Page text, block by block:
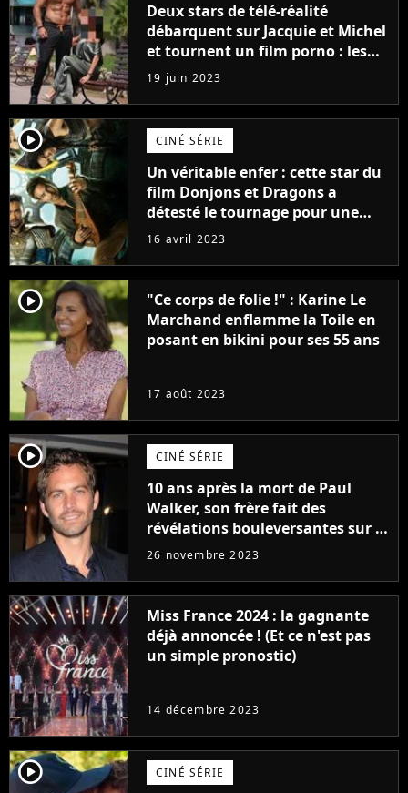
Deux stars de télé-réalité
débarquent sur Jacquie et Michel
et tournent un film porno : les
premières images du tournage
(exclu)
19 juin 2023
player2 CINÉ SÉRIE
Un véritable enfer : cette star du
film Donjons et Dragons a
détesté le tournage pour une
raison très spéciale
16 avril 2023
player2
"Ce corps de folie !" : Karine Le
Marchand enflamme la Toile en
posant en bikini pour ses 55 ans
17 août 2023
player2 CINÉ SÉRIE
10 ans après la mort de Paul
Walker, son frère fait des
révélations bouleversantes sur la
réaction des acteurs de Fast and
26 novembre 2023
Miss France 2024 : la gagnante
déjà annoncée ! (Et ce n'est pas
un simple pronostic)
14 décembre 2023
player2 CINÉ SÉRIE